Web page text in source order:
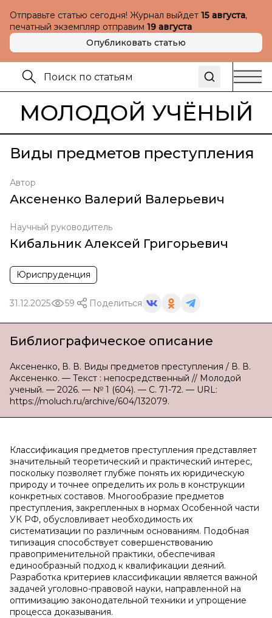
Отправьте статью сегодня! Журнал выйдет 15 августа,
печатный экземпляр отправим 19 августа
Опубликовать статью
МОЛОДОЙ УЧЁНЫЙ
Виды предметов преступления
Автор
Аксененко Валерий Валерьевич
Научный руководитель
Кибальник Алексей Григорьевич
Юриспруденция
31.12.2025 59 Поделиться
Библиографическое описание
Аксененко, В. В. Виды предметов преступления / В. В.
Аксененко. — Текст : непосредственный // Молодой
ученый. — 2026. — № 1 (604). — С. 71-72. — URL:
https://moluch.ru/archive/604/132079.
Классификация предметов преступления представляет
значительный теоретический и практический интерес,
поскольку позволяет глубже понять их юридическую
природу и точнее определить их роль в конструкции
конкретных составов. Многообразие предметов
преступления, закрепленных в нормах Особенной части
УК РФ, обусловливает необходимость их
систематизации по различным основаниям. Подобная
типизация способствует совершенствованию
правоприменительной практики, обеспечивая
единообразный подход к квалификации деяний.
Разработка критериев классификации является важной
задачей уголовно-правовой науки, направленной на
оптимизацию законодательной техники и упрощение
процесса доказывания.